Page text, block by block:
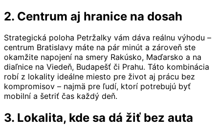
2. Centrum aj hranice na dosah
Strategická poloha Petržalky vám dáva reálnu výhodu –
centrum Bratislavy máte na pár minút a zároveň ste
okamžite napojení na smery Rakúsko, Maďarsko a na
diaľnice na Viedeň, Budapešť či Prahu. Táto kombinácia
robí z lokality ideálne miesto pre život aj prácu bez
kompromisov – najmä pre ľudí, ktorí potrebujú byť
mobilní a šetriť čas každý deň.
3. Lokalita, kde sa dá žiť bez auta